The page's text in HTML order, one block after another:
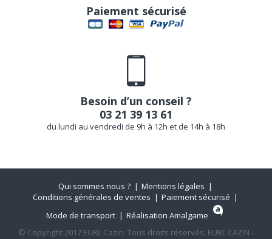
Paiement sécurisé
Besoin d’un conseil ?
03 21 39 13 61
du lundi au vendredi de 9h à 12h et de 14h à 18h
Qui sommes nous ?
Mentions légales
Conditions générales de ventes
Paiement sécurisé
Mode de transport
Réalisation Amalgame
© Copyright 2017 EURL Cazin. Tous droits réservés. EURL CAZIN -